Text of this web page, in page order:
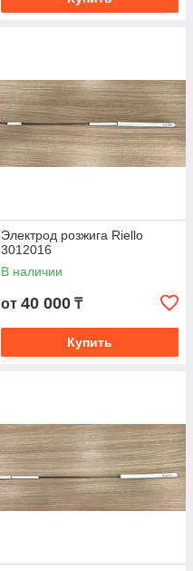
Электрод розжига Riello
3012016
В наличии
от 40 000 ₸
Купить